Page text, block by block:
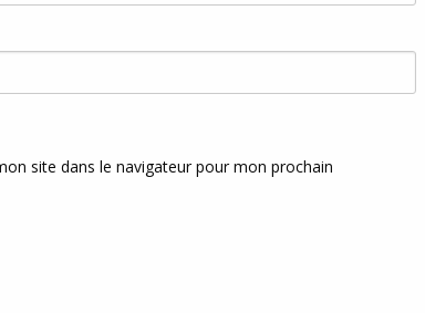
site dans le navigateur pour mon prochain